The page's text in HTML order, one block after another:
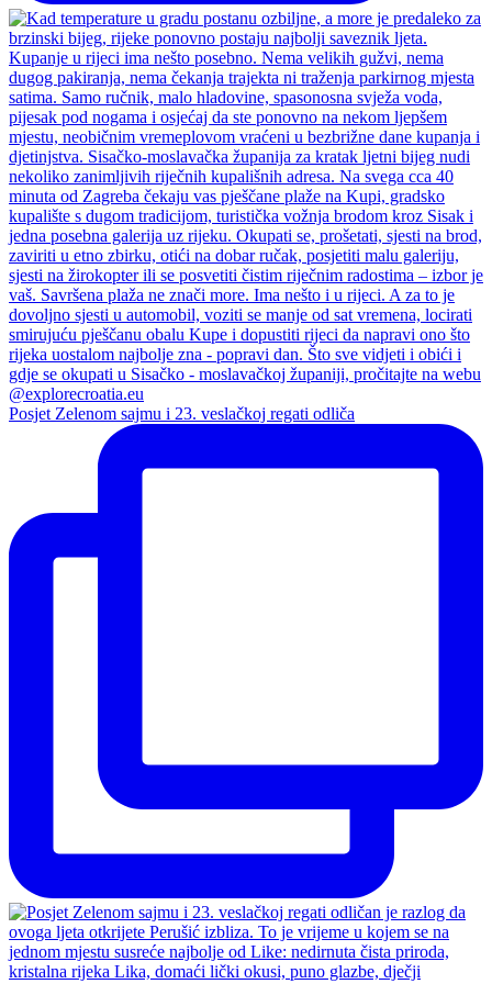
Posjet Zelenom sajmu i 23. veslačkoj regati odliča